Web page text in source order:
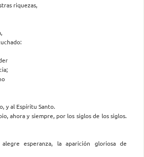
riquezas,
y al Espíritu Santo.
ahora y siempre, por los siglos de los siglos.
esperanza, la aparición gloriosa de